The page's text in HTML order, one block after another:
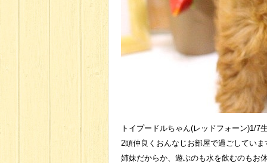
トイプードルちゃん(レッドフォーン)1/7
2頭仲良くおんなじお部屋で過ごしていま
姉妹だからか、遊ぶのも水を飲むのもお